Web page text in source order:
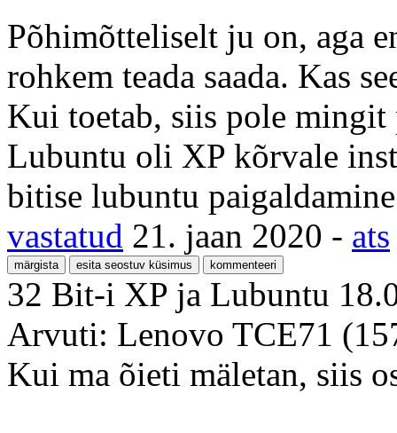
Põhimõtteliselt ju on, aga
rohkem teada saada. Kas
Kui toetab, siis pole mingit
Lubuntu oli XP kõrvale
bitise lubuntu
vastatud 21. jaan 2020 - ats
32 Bit-i XP ja Lubuntu
Arvuti: Lenovo TCE71
Kui ma õieti mäletan, siis